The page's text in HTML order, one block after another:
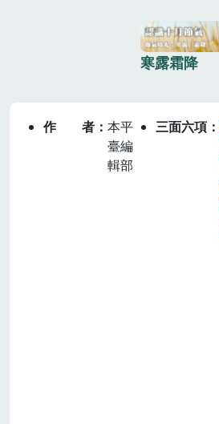
寒露霜降
作者
本平
臺編
輯部
三面六項